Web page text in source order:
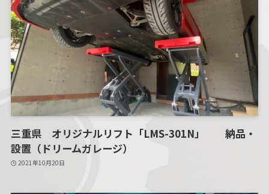
三重県 オリジナルリフト「LMS-301N」 納品・
設置（ドリームガレージ）
2021年10月20日